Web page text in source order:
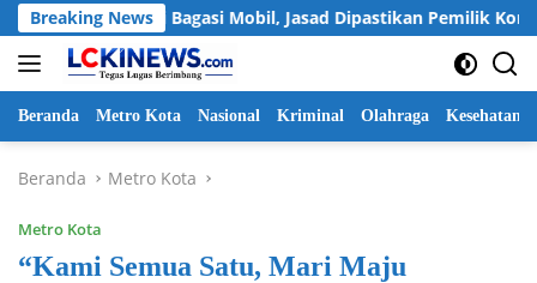
Langsung
ke
konten
Breaking News
Mayat di Bagasi Mobil, Jasad Dipastikan Pemilik Konter HP
Beranda Metro Kota Nasional Kriminal Olahraga Kesehatan
Beranda Metro Kota
Metro Kota
“Kami Semua Satu, Mari Maju